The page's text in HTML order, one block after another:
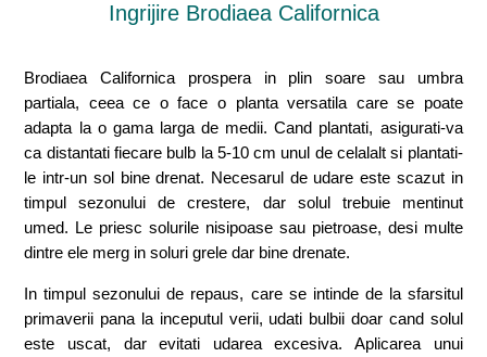
Ingrijire Brodiaea Californica
Brodiaea Californica prospera in plin soare sau umbra
partiala, ceea ce o face o planta versatila care se poate
adapta la o gama larga de medii. Cand plantati, asigurati-va
ca distantati fiecare bulb la 5-10 cm unul de celalalt si plantati-
le intr-un sol bine drenat. Necesarul de udare este scazut in
timpul sezonului de crestere, dar solul trebuie mentinut
umed. Le priesc solurile nisipoase sau pietroase, desi multe
dintre ele merg in soluri grele dar bine drenate.
In timpul sezonului de repaus, care se intinde de la sfarsitul
primaverii pana la inceputul verii, udati bulbii doar cand solul
este uscat, dar evitati udarea excesiva. Aplicarea unui